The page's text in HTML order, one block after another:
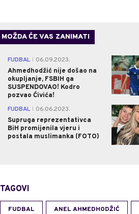
MOŽDA ĆE VAS ZANIMATI
FUDBAL
06.09.2023.
Ahmedhodžić nije došao na
okupljanje, FSBIH ga
SUSPENDOVAO! Kodro
pozvao Ćivića!
FUDBAL
06.06.2023.
Supruga reprezentativca
BiH promijenila vjeru i
postala muslimanka (FOTO)
TAGOVI
FUDBAL ANEL AHMEDHODŽIĆ